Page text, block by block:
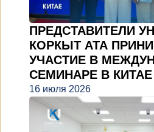
ПРЕДСТАВИТЕЛИ
КОРКЫТ АТА
УЧАСТИЕ В
СЕМИНАРЕ В КИТАЕ
16 июля 2026